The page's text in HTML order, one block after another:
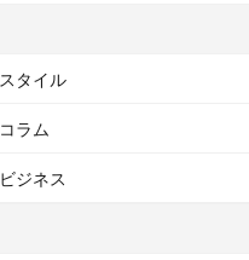
スタイル
コラム
ビジネス